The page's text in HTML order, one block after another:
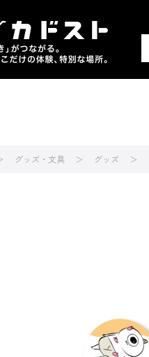
グッズ・文具 グッズ